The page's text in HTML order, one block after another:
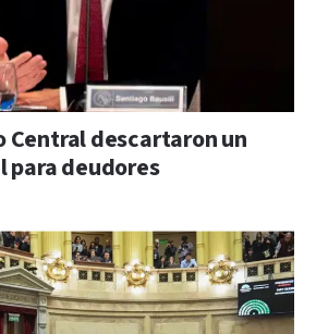
Central descartaron un
para deudores